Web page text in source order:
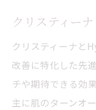
クリスティー
クリスティーナと
改善に特化した先
チや期待できる効
主に肌のターンオ